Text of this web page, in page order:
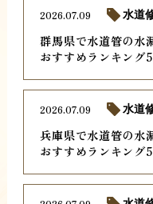
群馬県で水道管の水
おすすめランキング
2026.07.09 水道
兵庫県で水道管の水
おすすめランキング
2026.07.09 水道